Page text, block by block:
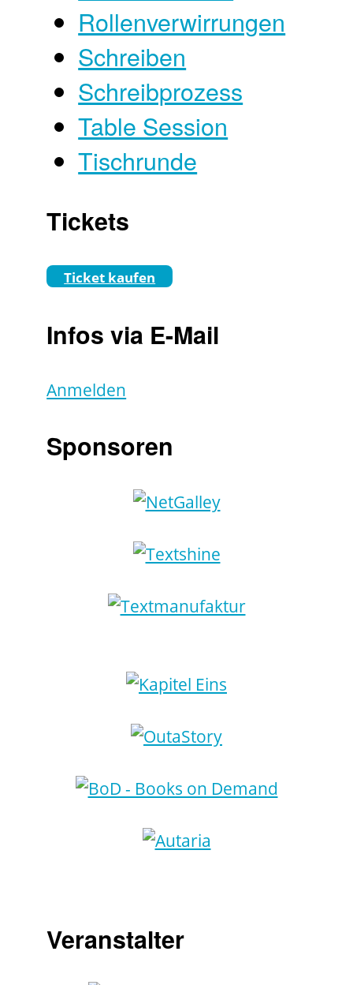
Rollenverwirrungen
Schreiben
Schreibprozess
Table Session
Tischrunde
Tickets
Ticket kaufen
Infos via E-Mail
Anmelden
Sponsoren
Veranstalter